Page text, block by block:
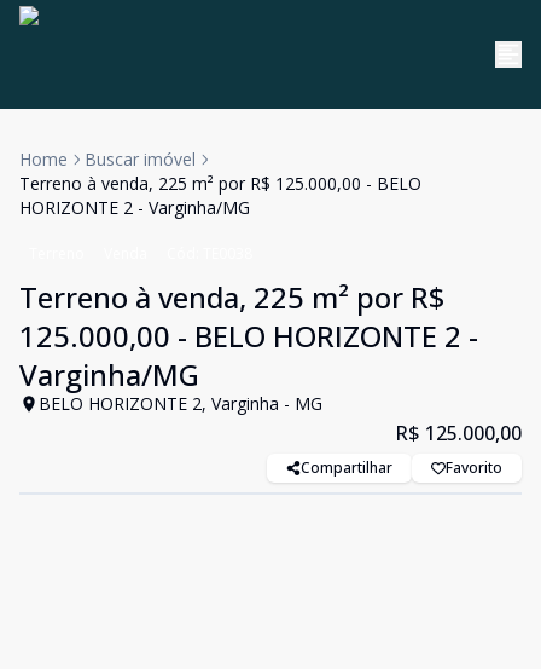
Home
Buscar imóvel
Terreno à venda, 225 m² por R$ 125.000,00 - BELO
HORIZONTE 2 - Varginha/MG
Terreno à venda, 225 m² por R$
125.000,00 - BELO HORIZONTE 2 -
Varginha/MG
BELO HORIZONTE 2, Varginha - MG
R$ 125.000,00
Compartilhar Favorito